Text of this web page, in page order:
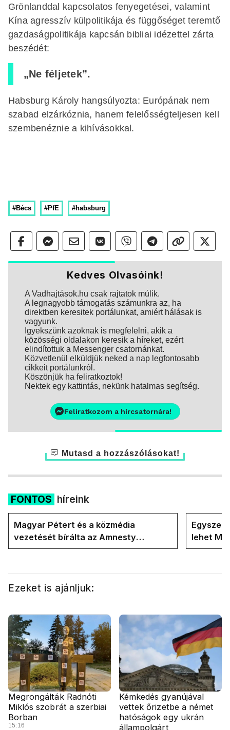
Grönlanddal kapcsolatos fenyegetései, valamint
Kína agresszív külpolitikája és függőséget teremtő
gazdaságpolitikája kapcsán bibliai idézettel zárta
beszédét:
„Ne féljetek”.
Habsburg Károly hangsúlyozta: Európának nem
szabad elzárkóznia, hanem felelősségteljesen kell
szembenéznie a kihívásokkal.
#Bécs #PfE #habsburg
Kedves Olvasóink!
A Vadhajtások.hu csak rajtatok múlik.
A legnagyobb támogatás számunkra az, ha
direktben keresitek portálunkat, amiért hálásak is
vagyunk.
Igyekszünk azoknak is megfelelni, akik a
közösségi oldalakon keresik a híreket, ezért
elindítottuk a Messenger csatornánkat.
Közvetlenül elküldjük neked a nap legfontosabb
cikkeit portálunkról.
Köszönjük ha feliratkoztok!
Nektek egy kattintás, nekünk hatalmas segítség.
Feliratkozom a hírcsatornára!
Mutasd a hozzászólásokat!
FONTOS híreink
Magyar Pétert és a közmédia
vezetését bírálta az Amnesty
International a Klubrádióban
lehet
Ezeket is ajánljuk:
Megrongálták Radnóti
Miklós szobrát a szerbiai
Borban
15:16
Kémkedés gyanújával
vettek őrizetbe a német
hatóságok egy ukrán
állampolgárt